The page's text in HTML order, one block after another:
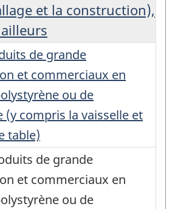
et la construction),
de grande
et commerciaux en
ou de
(y compris la vaisselle et
table)
de grande
et commerciaux en
ou de